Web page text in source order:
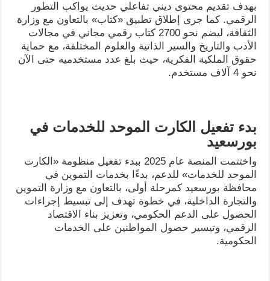
بهدف تقديم محتوى ديني تفاعلي حديث يواكب التطور
الرقمي. كما جرى إطلاق تطبيق «كتاب» بالتعاون مع وزارة
الثقافة، ليضم نحو 2700 كتاب رقمي مجاني في مجالات
الأدب والتاريخ والسير الذاتية والعلوم المختلفة، مع حماية
حقوق الملكية الفكرية، حيث بلغ عدد مستخدميه حتى الآن
نحو 4 آلاف مستخدم.
بدء تفعيل الكارت الموحد للخدمات في
بورسعيد
واختتمت المنصة عام 2025 ببدء تفعيل منظومة «الكارت
الموحد للخدمات» للدعم، بدءًا بخدمات التموين في
محافظة بورسعيد كمرحلة أولى، بالتعاون مع وزارة التموين
والتجارة الداخلية، في خطوة تهدف إلى تبسيط إجراءات
الحصول على الدعم الحكومي، وتعزيز بناء الاقتصاد
الرقمي، وتيسير حصول المواطنين على الخدمات
الحكومية.